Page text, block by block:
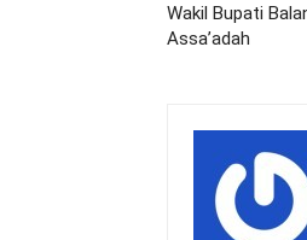
Wakil Bupati
Assa’adah